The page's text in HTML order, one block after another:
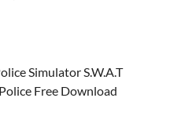
Simulator S.W.A.T
Free Download